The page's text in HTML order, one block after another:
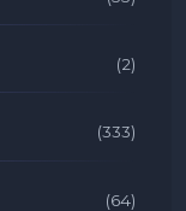
(2)
(333)
(64)